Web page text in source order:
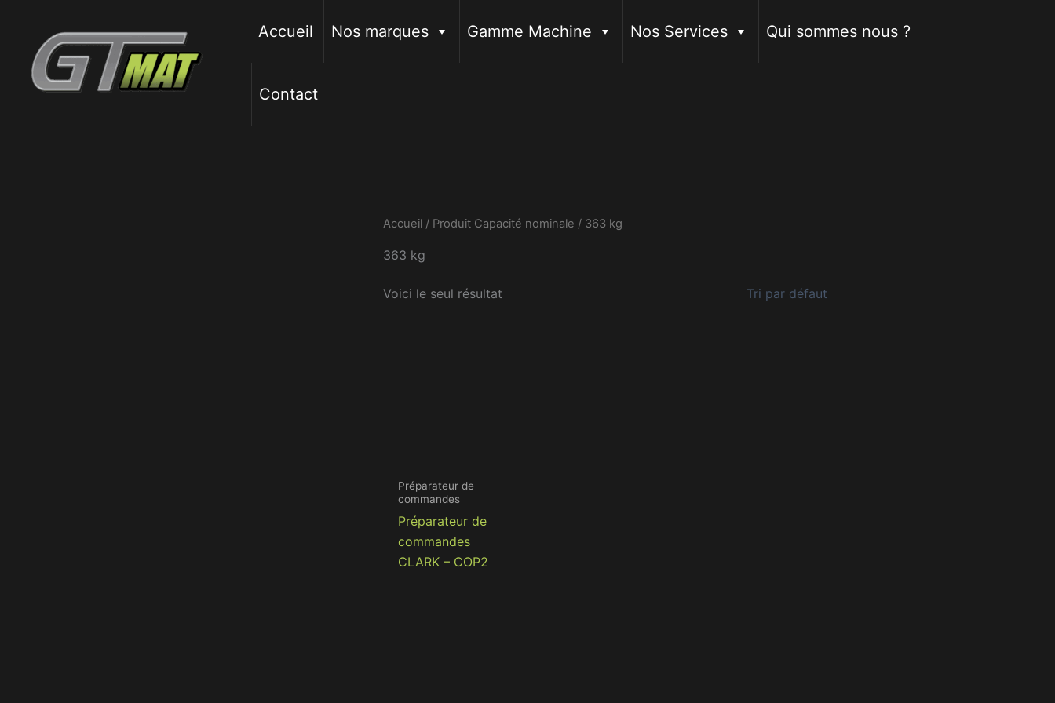
contenu
Accueil Nos marques Gamme Machine Nos Services Qui sommes nous ?
Contact
Accueil / Produit Capacité nominale / 363 kg
363 kg
Voici le seul résultat
Préparateur de
commandes
Préparateur de
commandes
CLARK – COP2